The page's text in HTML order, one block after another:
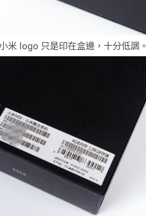
米 logo 只是印在盒邊，十分低調。